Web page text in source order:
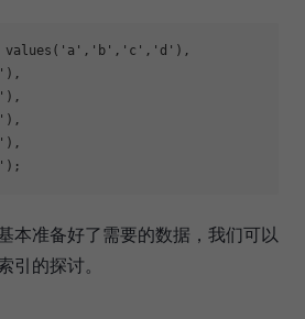
'a' , 'b' , 'c' , 'd' ),
),
),
),
),
本准备好了需要的数据，我们可以
引的探讨。